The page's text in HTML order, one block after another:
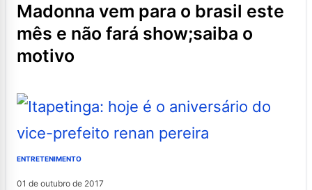
madonna vem para o brasil este
mês e não fará show;saiba o
motivo
ENTRETENIMENTO
01 de outubro de 2017